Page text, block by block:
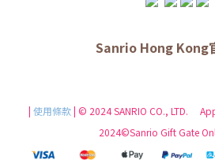
Sanrio Hong Kong
| 使用條款| © 2024 SANRIO CO., LTD.
2024©Sanrio Gift Gate